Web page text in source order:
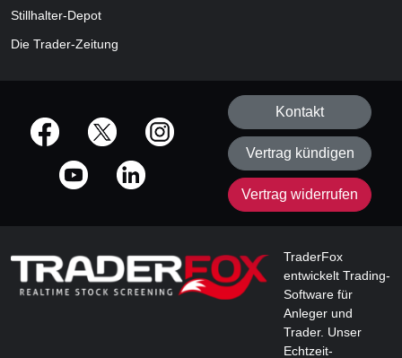
Stillhalter-Depot
Die Trader-Zeitung
offizielle Social Media-Accounts
Kontakt
Vertrag kündigen
Vertrag widerrufen
TraderFox
entwickelt Trading-
Software für
Anleger und
Trader. Unser
Echtzeit-